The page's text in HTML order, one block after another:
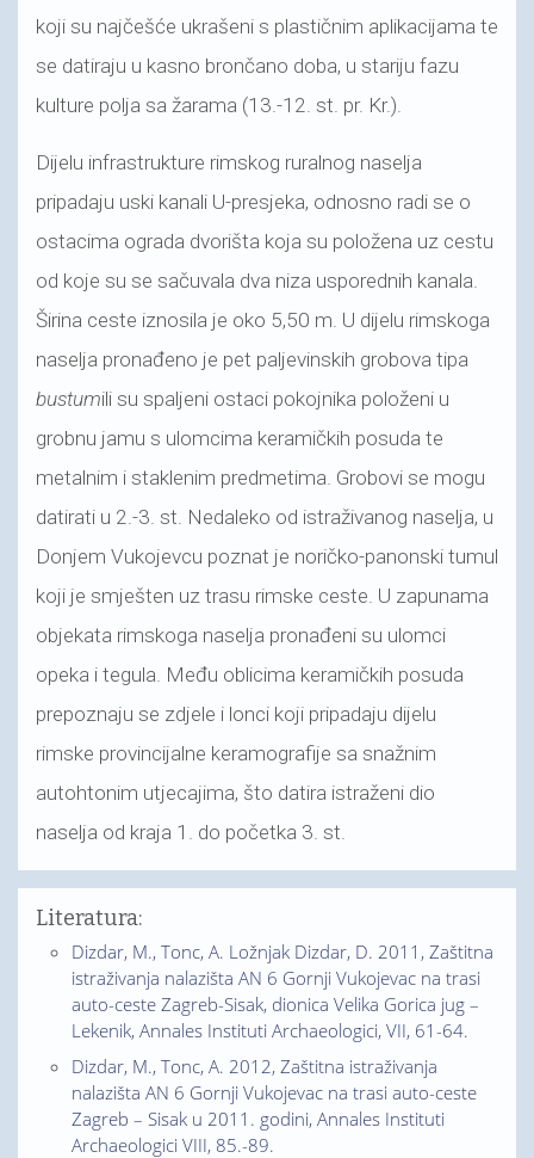
koji su najčešće ukrašeni s plastičnim aplikacijama te
se datiraju u kasno brončano doba, u stariju fazu
kulture polja sa žarama (13.-12. st. pr. Kr.).
Dijelu infrastrukture rimskog ruralnog naselja
pripadaju uski kanali U-presjeka, odnosno radi se o
ostacima ograda dvorišta koja su položena uz cestu
od koje su se sačuvala dva niza usporednih kanala.
Širina ceste iznosila je oko 5,50 m. U dijelu rimskoga
naselja pronađeno je pet paljevinskih grobova tipa
bustumili su spaljeni ostaci pokojnika položeni u
grobnu jamu s ulomcima keramičkih posuda te
metalnim i staklenim predmetima. Grobovi se mogu
datirati u 2.-3. st. Nedaleko od istraživanog naselja, u
Donjem Vukojevcu poznat je noričko-panonski tumul
koji je smješten uz trasu rimske ceste. U zapunama
objekata rimskoga naselja pronađeni su ulomci
opeka i tegula. Među oblicima keramičkih posuda
prepoznaju se zdjele i lonci koji pripadaju dijelu
rimske provincijalne keramografije sa snažnim
autohtonim utjecajima, što datira istraženi dio
naselja od kraja 1. do početka 3. st.
Literatura:
Dizdar, M., Tonc, A. Ložnjak Dizdar, D. 2011, Zaštitna
istraživanja nalazišta AN 6 Gornji Vukojevac na trasi
auto-ceste Zagreb-Sisak, dionica Velika Gorica jug –
Lekenik, Annales Instituti Archaeologici, VII, 61-64.
Dizdar, M., Tonc, A. 2012, Zaštitna istraživanja
nalazišta AN 6 Gornji Vukojevac na trasi auto-ceste
Zagreb – Sisak u 2011. godini, Annales Instituti
Archaeologici VIII, 85.-89.